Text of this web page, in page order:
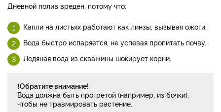
Дневной полив вреден, потому что:
Капли на листьях работают как линзы, вызывая ожоги.
Вода быстро испаряется, не успевая пропитать почву.
Ледяная вода из скважины шокирует корни.
❗Обратите внимание!
Вода должна быть прогретой (например, из бочки),
чтобы не травмировать растение.